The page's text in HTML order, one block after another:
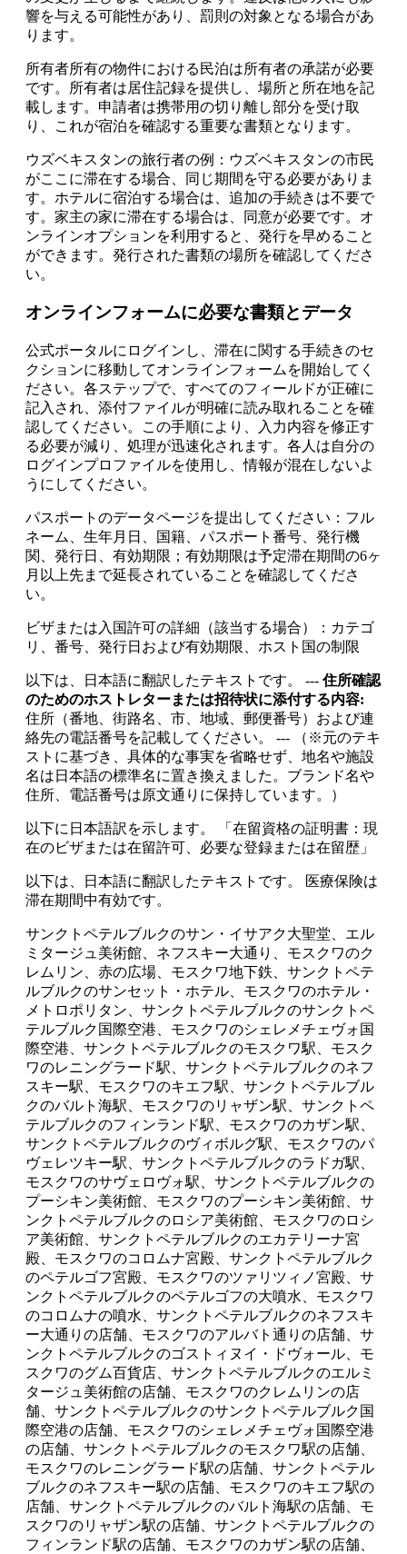
響を与える可能性があり、罰則の対象となる場合があ
ります。
所有者所有の物件における民泊は所有者の承諾が必要
です。所有者は居住記録を提供し、場所と所在地を記
載します。申請者は携帯用の切り離し部分を受け取
り、これが宿泊を確認する重要な書類となります。
ウズベキスタンの旅行者の例：ウズベキスタンの市民
がここに滞在する場合、同じ期間を守る必要がありま
す。ホテルに宿泊する場合は、追加の手続きは不要で
す。家主の家に滞在する場合は、同意が必要です。オ
ンラインオプションを利用すると、発行を早めること
ができます。発行された書類の場所を確認してくださ
い。
オンラインフォームに必要な書類とデータ
公式ポータルにログインし、滞在に関する手続きのセ
クションに移動してオンラインフォームを開始してく
ださい。各ステップで、すべてのフィールドが正確に
記入され、添付ファイルが明確に読み取れることを確
認してください。この手順により、入力内容を修正す
る必要が減り、処理が迅速化されます。各人は自分の
ログインプロファイルを使用し、情報が混在しないよ
うにしてください。
パスポートのデータページを提出してください：フル
ネーム、生年月日、国籍、パスポート番号、発行機
関、発行日、有効期限；有効期限は予定滞在期間の6ヶ
月以上先まで延長されていることを確認してくださ
い。
ビザまたは入国許可の詳細（該当する場合）：カテゴ
リ、番号、発行日および有効期限、ホスト国の制限
以下は、日本語に翻訳したテキストです。 --- 住所確認
のためのホストレターまたは招待状に添付する内容:
住所（番地、街路名、市、地域、郵便番号）および連
絡先の電話番号を記載してください。 --- （※元のテキ
ストに基づき、具体的な事実を省略せず、地名や施設
名は日本語の標準名に置き換えました。ブランド名や
住所、電話番号は原文通りに保持しています。）
以下に日本語訳を示します。 「在留資格の証明書：現
在のビザまたは在留許可、必要な登録または在留歴」
以下は、日本語に翻訳したテキストです。 医療保険は
滞在期間中有効です。
サンクトペテルブルクのサン・イサアク大聖堂、エル
ミタージュ美術館、ネフスキー大通り、モスクワのク
レムリン、赤の広場、モスクワ地下鉄、サンクトペテ
ルブルクのサンセット・ホテル、モスクワのホテル・
メトロポリタン、サンクトペテルブルクのサンクトペ
テルブルク国際空港、モスクワのシェレメチェヴォ国
際空港、サンクトペテルブルクのモスクワ駅、モスク
ワのレニングラード駅、サンクトペテルブルクのネフ
スキー駅、モスクワのキエフ駅、サンクトペテルブル
クのバルト海駅、モスクワのリャザン駅、サンクトペ
テルブルクのフィンランド駅、モスクワのカザン駅、
サンクトペテルブルクのヴィボルグ駅、モスクワのパ
ヴェレツキー駅、サンクトペテルブルクのラドガ駅、
モスクワのサヴェロヴォ駅、サンクトペテルブルクの
プーシキン美術館、モスクワのプーシキン美術館、サ
ンクトペテルブルクのロシア美術館、モスクワのロシ
ア美術館、サンクトペテルブルクのエカテリーナ宮
殿、モスクワのコロムナ宮殿、サンクトペテルブルク
のペテルゴフ宮殿、モスクワのツァリツィノ宮殿、サ
ンクトペテルブルクのペテルゴフの大噴水、モスクワ
のコロムナの噴水、サンクトペテルブルクのネフスキ
ー大通りの店舗、モスクワのアルバト通りの店舗、サ
ンクトペテルブルクのゴストィヌイ・ドヴォール、モ
スクワのグム百貨店、サンクトペテルブルクのエルミ
タージュ美術館の店舗、モスクワのクレムリンの店
舗、サンクトペテルブルクのサンクトペテルブルク国
際空港の店舗、モスクワのシェレメチェヴォ国際空港
の店舗、サンクトペテルブルクのモスクワ駅の店舗、
モスクワのレニングラード駅の店舗、サンクトペテル
ブルクのネフスキー駅の店舗、モスクワのキエフ駅の
店舗、サンクトペテルブルクのバルト海駅の店舗、モ
スクワのリャザン駅の店舗、サンクトペテルブルクの
フィンランド駅の店舗、モスクワのカザン駅の店舗、